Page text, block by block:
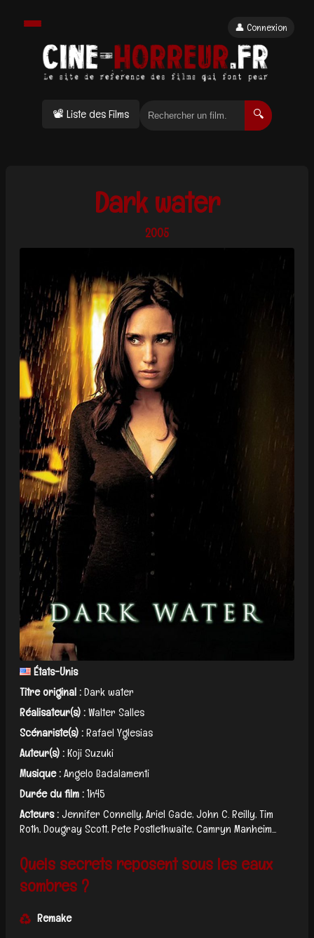
📽 Liste des Films 🔍
👤 Connexion
Dark water
2005
États-Unis
Titre original :Dark water
Réalisateur(s) :Walter Salles
Scénariste(s) :Rafael Yglesias
Auteur(s) :Koji Suzuki
Musique :Angelo Badalamenti
Durée du film :1h45
Acteurs :Jennifer Connelly, Ariel Gade, John C. Reilly, Tim
Roth, Dougray Scott, Pete Postlethwaite, Camryn Manheim...
Quels secrets reposent sous les eaux
sombres ?
Remake